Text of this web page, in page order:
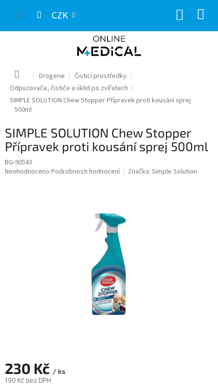
CZK
Domů Drogerie
Čisticí prostředky
Odpuzovače, čističe a úklid po zvířatech
SIMPLE SOLUTION Chew Stopper Přípravek proti kousání sprej
500ml
SIMPLE SOLUTION Chew Stopper
Přípravek proti kousání sprej 500ml
BG-90543
Průměrné
Neohodnoceno Podrobnosti hodnocení Značka: Simple Solution
230 Kč / ks
190 Kč bez DPH